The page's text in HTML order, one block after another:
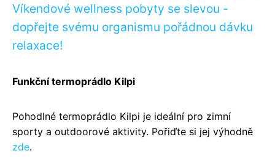
Víkendové wellness pobyty se slevou -
dopřejte svému organismu pořádnou dávku
relaxace!
Funkční termoprádlo Kilpi
Pohodlné termoprádlo Kilpi je ideální pro zimní
sporty a outdoorové aktivity. Pořiďte si jej výhodně
zde.